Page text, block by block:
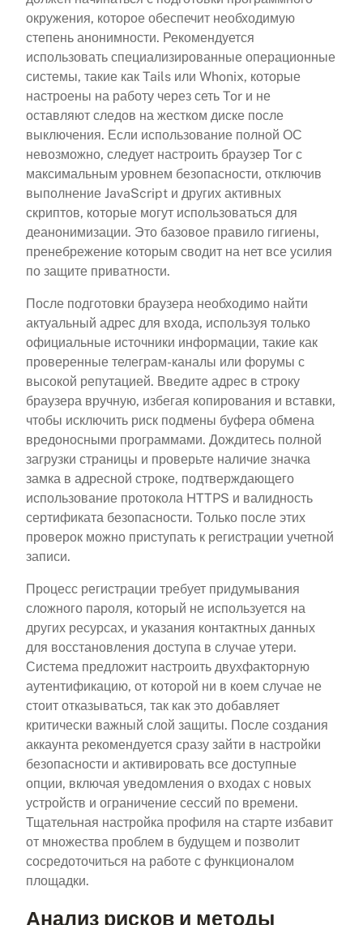
окружения, которое обеспечит необходимую
степень анонимности. Рекомендуется
использовать специализированные операционные
системы, такие как Tails или Whonix, которые
настроены на работу через сеть Tor и не
оставляют следов на жестком диске после
выключения. Если использование полной ОС
невозможно, следует настроить браузер Tor с
максимальным уровнем безопасности, отключив
выполнение JavaScript и других активных
скриптов, которые могут использоваться для
деанонимизации. Это базовое правило гигиены,
пренебрежение которым сводит на нет все усилия
по защите приватности.
После подготовки браузера необходимо найти
актуальный адрес для входа, используя только
официальные источники информации, такие как
проверенные телеграм-каналы или форумы с
высокой репутацией. Введите адрес в строку
браузера вручную, избегая копирования и вставки,
чтобы исключить риск подмены буфера обмена
вредоносными программами. Дождитесь полной
загрузки страницы и проверьте наличие значка
замка в адресной строке, подтверждающего
использование протокола HTTPS и валидность
сертификата безопасности. Только после этих
проверок можно приступать к регистрации учетной
записи.
Процесс регистрации требует придумывания
сложного пароля, который не используется на
других ресурсах, и указания контактных данных
для восстановления доступа в случае утери.
Система предложит настроить двухфакторную
аутентификацию, от которой ни в коем случае не
стоит отказываться, так как это добавляет
критически важный слой защиты. После создания
аккаунта рекомендуется сразу зайти в настройки
безопасности и активировать все доступные
опции, включая уведомления о входах с новых
устройств и ограничение сессий по времени.
Тщательная настройка профиля на старте избавит
от множества проблем в будущем и позволит
сосредоточиться на работе с функционалом
площадки.
Анализ рисков и методы